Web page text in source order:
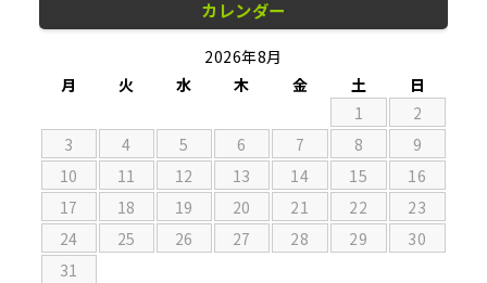
カレンダー
2026年8月
月
火 水 木 金 土
日
1
2
3
4 5 6 7 8
9
10
11 12 13 14 15
16
17
18 19 20 21 22
23
24
25 26 27 28 29
30
31